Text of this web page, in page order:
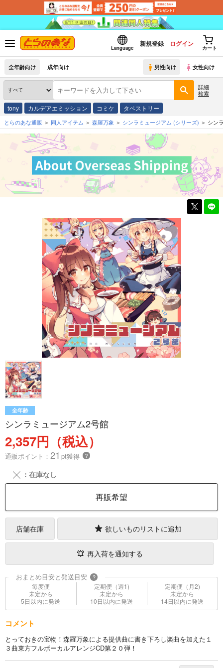
Language
新規登録 ログイン
カート
全年齢向け 成年向け 男性向け 女性向け
詳細
検索
tony カルデアエミッション コミケ タペストリー
とらのあな通販 同人アイテム 森羅万象 シンラミュージアム (シリーズ) シン
全年齢
シンラミュージアム2号館
2,357円（税込）
通販ポイント： 21 pt獲得 ？
╳ ：在庫なし
再販希望
店舗在庫 欲しいものリストに追加
再入荷を通知する
おまとめ目安と発送目安 ?
毎度便
未定から
5日以内に発送
定期便（週1)
未定から
10日以内に発送
定期便（月2)
未定から
14日以内に発送
コメント
とっておきの宝物！森羅万象による提供曲に書き下ろし楽曲を加えた１
３曲東方フルボーカルアレンジCD第２０弾！